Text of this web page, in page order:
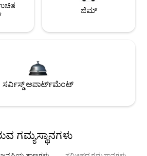
ಜಿಮ್
ಸರ್ವಿಸ್ಡ್ ಅಪಾರ್ಟ್‌ಮೆಂಟ್
ಗಮ್ಯಸ್ಥಾನಗಳು